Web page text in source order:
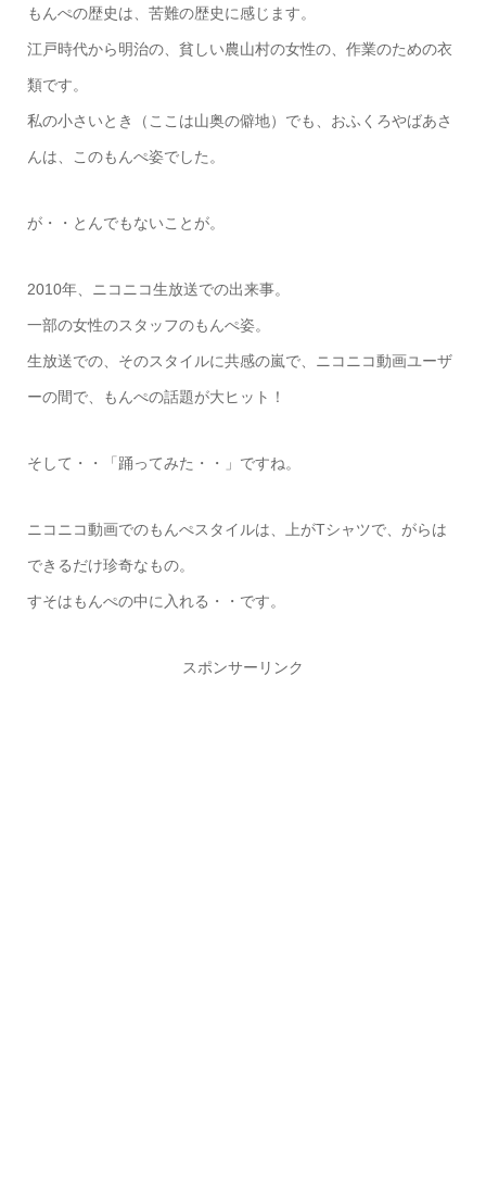
もんぺの歴史は、苦難の歴史に感じます。
江戸時代から明治の、貧しい農山村の女性の、作業のための衣
類です。
私の小さいとき（ここは山奥の僻地）でも、おふくろやばあさ
んは、このもんぺ姿でした。
が・・とんでもないことが。
2010年、ニコニコ生放送での出来事。
一部の女性のスタッフのもんぺ姿。
生放送での、そのスタイルに共感の嵐で、ニコニコ動画ユーザ
ーの間で、もんぺの話題が大ヒット！
そして・・「踊ってみた・・」ですね。
ニコニコ動画でのもんぺスタイルは、上がTシャツで、がらは
できるだけ珍奇なもの。
すそはもんぺの中に入れる・・です。
スポンサーリンク